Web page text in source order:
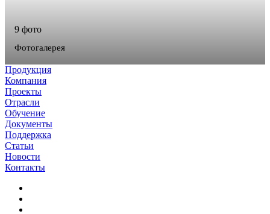
9 фото
Фотогалерея
Продукция
Компания
Проекты
Отрасли
Обучение
Документы
Поддержка
Статьи
Новости
Контакты